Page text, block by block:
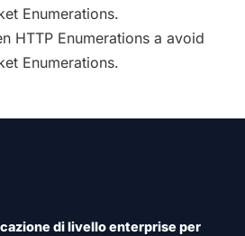
Enumerations.
HTTP Enumerations a avoid
Enumerations.
di livello enterprise per